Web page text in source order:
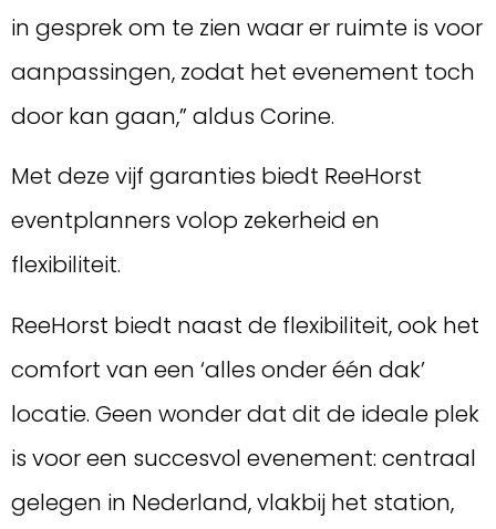
in gesprek om te zien waar er ruimte is voor
aanpassingen, zodat het evenement toch
door kan gaan,” aldus Corine.
Met deze vijf garanties biedt ReeHorst
eventplanners volop zekerheid en
flexibiliteit.
ReeHorst biedt naast de flexibiliteit, ook het
comfort van een ‘alles onder één dak’
locatie. Geen wonder dat dit de ideale plek
is voor een succesvol evenement: centraal
gelegen in Nederland, vlakbij het station,